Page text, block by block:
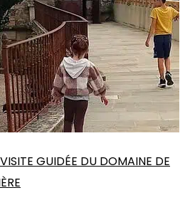
GUIDÉE DU DOMAINE DE